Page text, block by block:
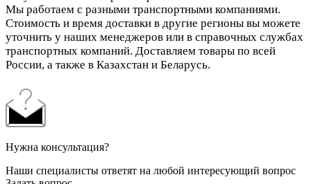
Мы работаем с разными транспортными компаниями.
Стоимость и время доставки в другие регионы вы можете
уточнить у наших менеджеров или в справочных службах
транспортных компаний. Доставляем товары по всей
России, а также в Казахстан и Беларусь.
Нужна консультация?
Наши специалисты ответят на любой интересующий вопрос